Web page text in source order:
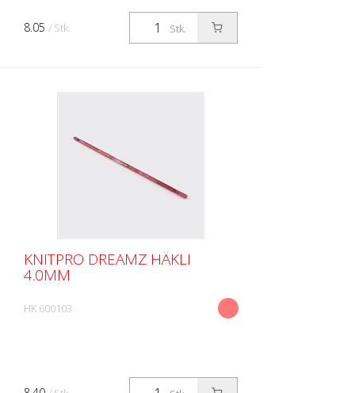
Stk.
8.05 / Stk.
KNITPRO DREAMZ HÄKLI
4.0MM
HK 600103